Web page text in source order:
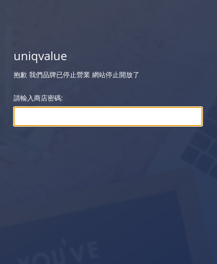
uniqvalue
抱歉 我們品牌已停止營業 網站停止開放了
請輸入商店密碼: